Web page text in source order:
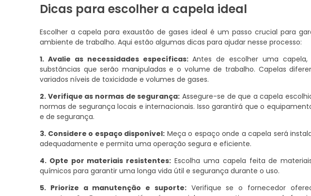
Dicas para escolher a capela ideal
Escolher a capela para exaustão de gases ideal é um passo crucial para
ambiente de trabalho. Aqui estão algumas dicas para ajudar nesse processo:
1. Avalie as necessidades específicas:Antes de escolher uma
substâncias que serão manipuladas e o volume de trabalho. Capelas
variados níveis de toxicidade e volumes de gases.
2. Verifique as normas de segurança: Assegure-se de que a capela
normas de segurança locais e internacionais. Isso garantirá que o
e de segurança.
3. Considere o espaço disponível: Meça o espaço onde a capela será
adequadamente e permita uma operação segura e eficiente.
4. Opte por materiais resistentes: Escolha uma capela feita de
químicos para garantir uma longa vida útil e segurança durante o uso.
5. Priorize a manutenção e suporte:Verifique se o fornecedor